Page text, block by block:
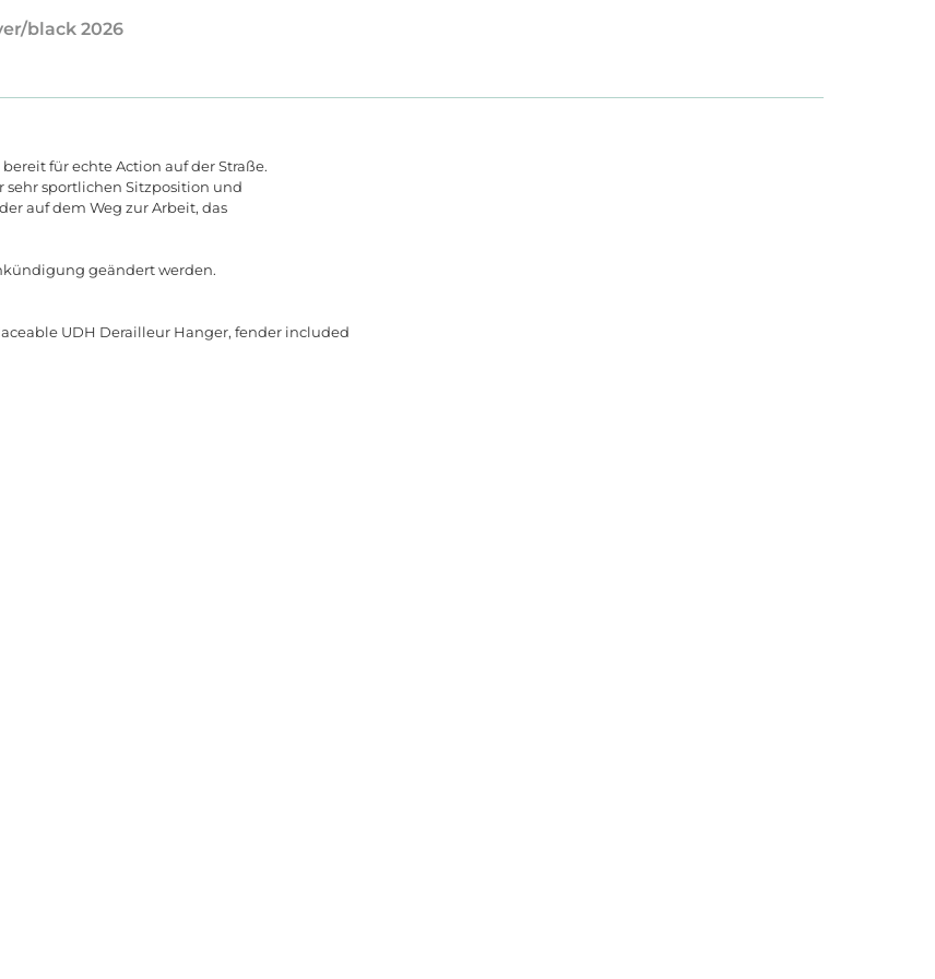
black 2026
für echte Action auf der Straße.
sportlichen Sitzposition und
auf dem Weg zur Arbeit, das
geändert werden.
UDH Derailleur Hanger, fender included